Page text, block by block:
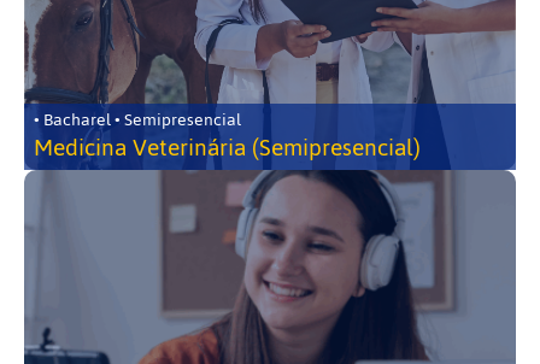
• Bacharel • Semipresencial
Medicina Veterinária (Semipresencial)